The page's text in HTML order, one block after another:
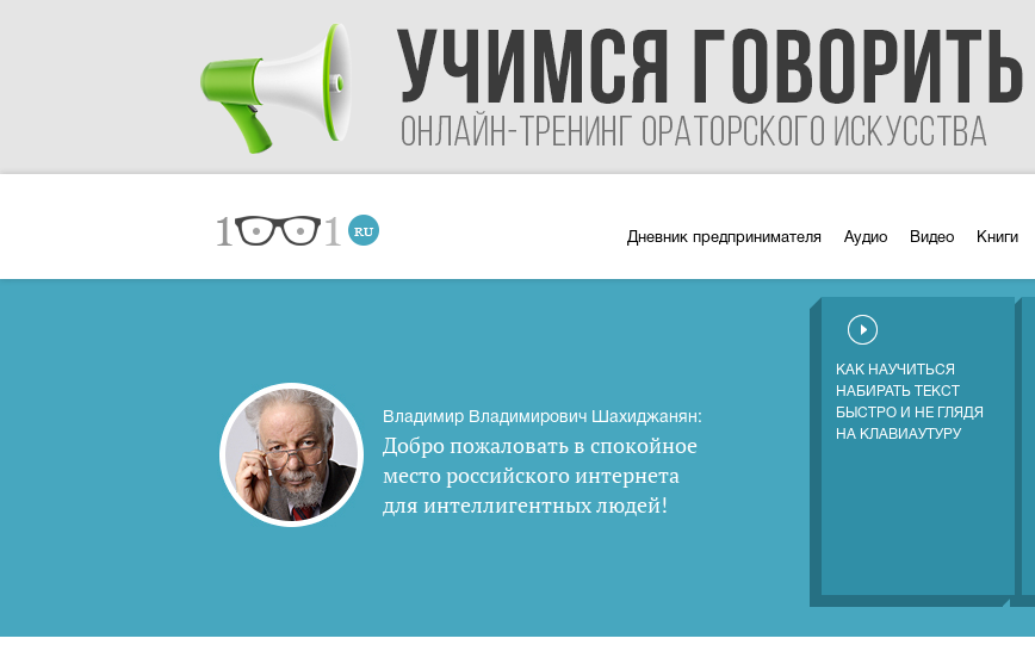
Дневник предпринимателя Аудио Видео Книги
Владимир Владимирович Шахиджанян:
Добро пожаловать в спокойное
место российского интернета
для интеллигентных людей!
КАК НАУЧИТЬСЯ
НАБИРАТЬ ТЕКСТ
БЫСТРО И НЕ ГЛЯДЯ
НА КЛАВИАУТУРУ